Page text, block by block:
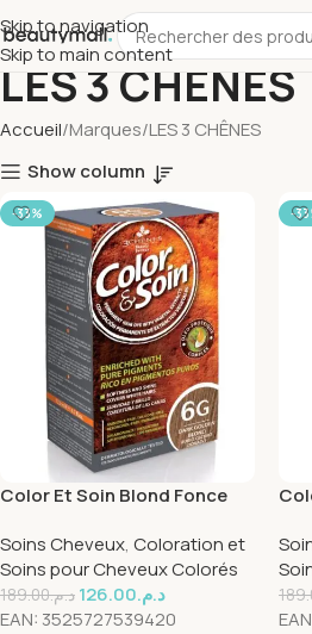
Skip to navigation
Skip to main content
LES 3 CHÊNES
Accueil Marques LES 3 CHÊNES
Show column
-33%
Color Et Soin Blond Fonce
Soins Cheveux, Coloration et
Soins pour Cheveux Colorés
د.م.189.00 د.م.126.00
EAN: 3525727539420
-